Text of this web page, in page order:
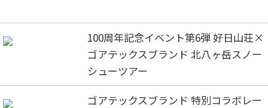
100周年記念イベント第6弾 好日山荘×
ゴアテックスブランド 北八ヶ岳スノー
シューツアー
ゴアテックスブランド 特別コラボレー